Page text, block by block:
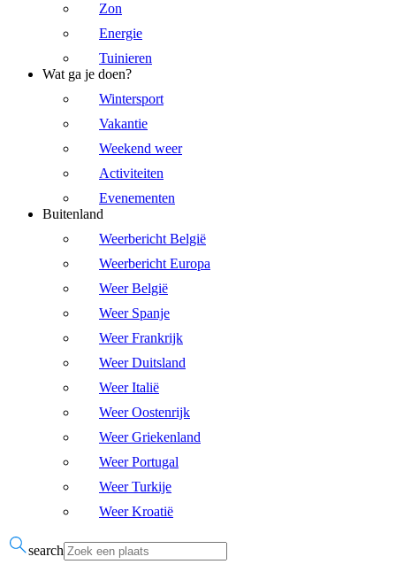
Zon
Energie
Tuinieren
Wat ga je doen?
Wintersport
Vakantie
Weekend weer
Activiteiten
Evenementen
Buitenland
Weerbericht België
Weerbericht Europa
Weer België
Weer Spanje
Weer Frankrijk
Weer Duitsland
Weer Italië
Weer Oostenrijk
Weer Griekenland
Weer Portugal
Weer Turkije
Weer Kroatië
search